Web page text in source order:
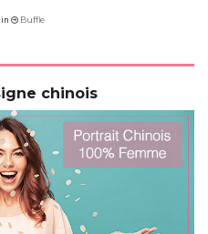
Buffle
chinois